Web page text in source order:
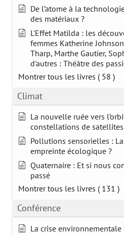
De l’atome à la
des matériaux ?
L'Effet Matilda : les
femmes Katherine
Tharp, Marthe Gautier,
d'autres : Théâtre des
Montrer tous les livres ( 58 )
Climat
La nouvelle ruée vers
constellations de
Pollutions sensorielles :
empreinte écologique ?
Quaternaire : Et si nous
passé
Montrer tous les livres ( 131 )
Conférence
La crise environnementale